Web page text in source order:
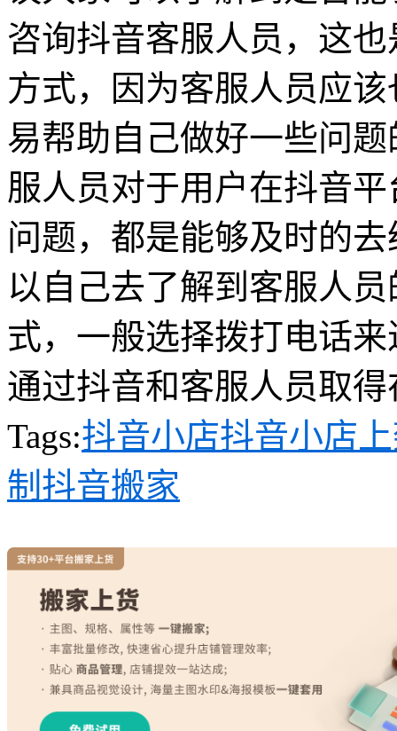
咨询抖音客服人员，这
方式，因为客服人员应
易帮助自己做好一些问
服人员对于用户在抖音
问题，都是能够及时的
以自己去了解到客服人
式，一般选择拨打电话
通过抖音和客服人员取
Tags:抖音小店抖音小店
制 抖音搬家